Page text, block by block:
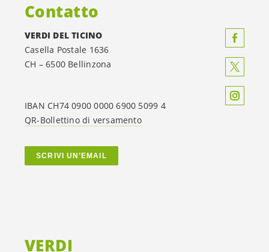
VERDI
Contatto
VERDI DEL TICINO
Casella Postale 1636
CH – 6500 Bellinzona
IBAN CH74 0900 0000 6900 5099 4
QR-Bollettino di versamento
SCRIVI UN’EMAIL